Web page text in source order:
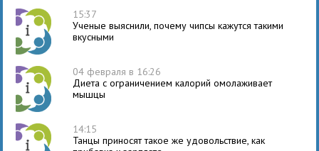
15:37
Ученые выяснили, почему чипсы кажутся такими
вкусными
04 февраля в 16:26
Диета с ограничением калорий омолаживает
мышцы
14:15
Танцы приносят такое же удовольствие, как